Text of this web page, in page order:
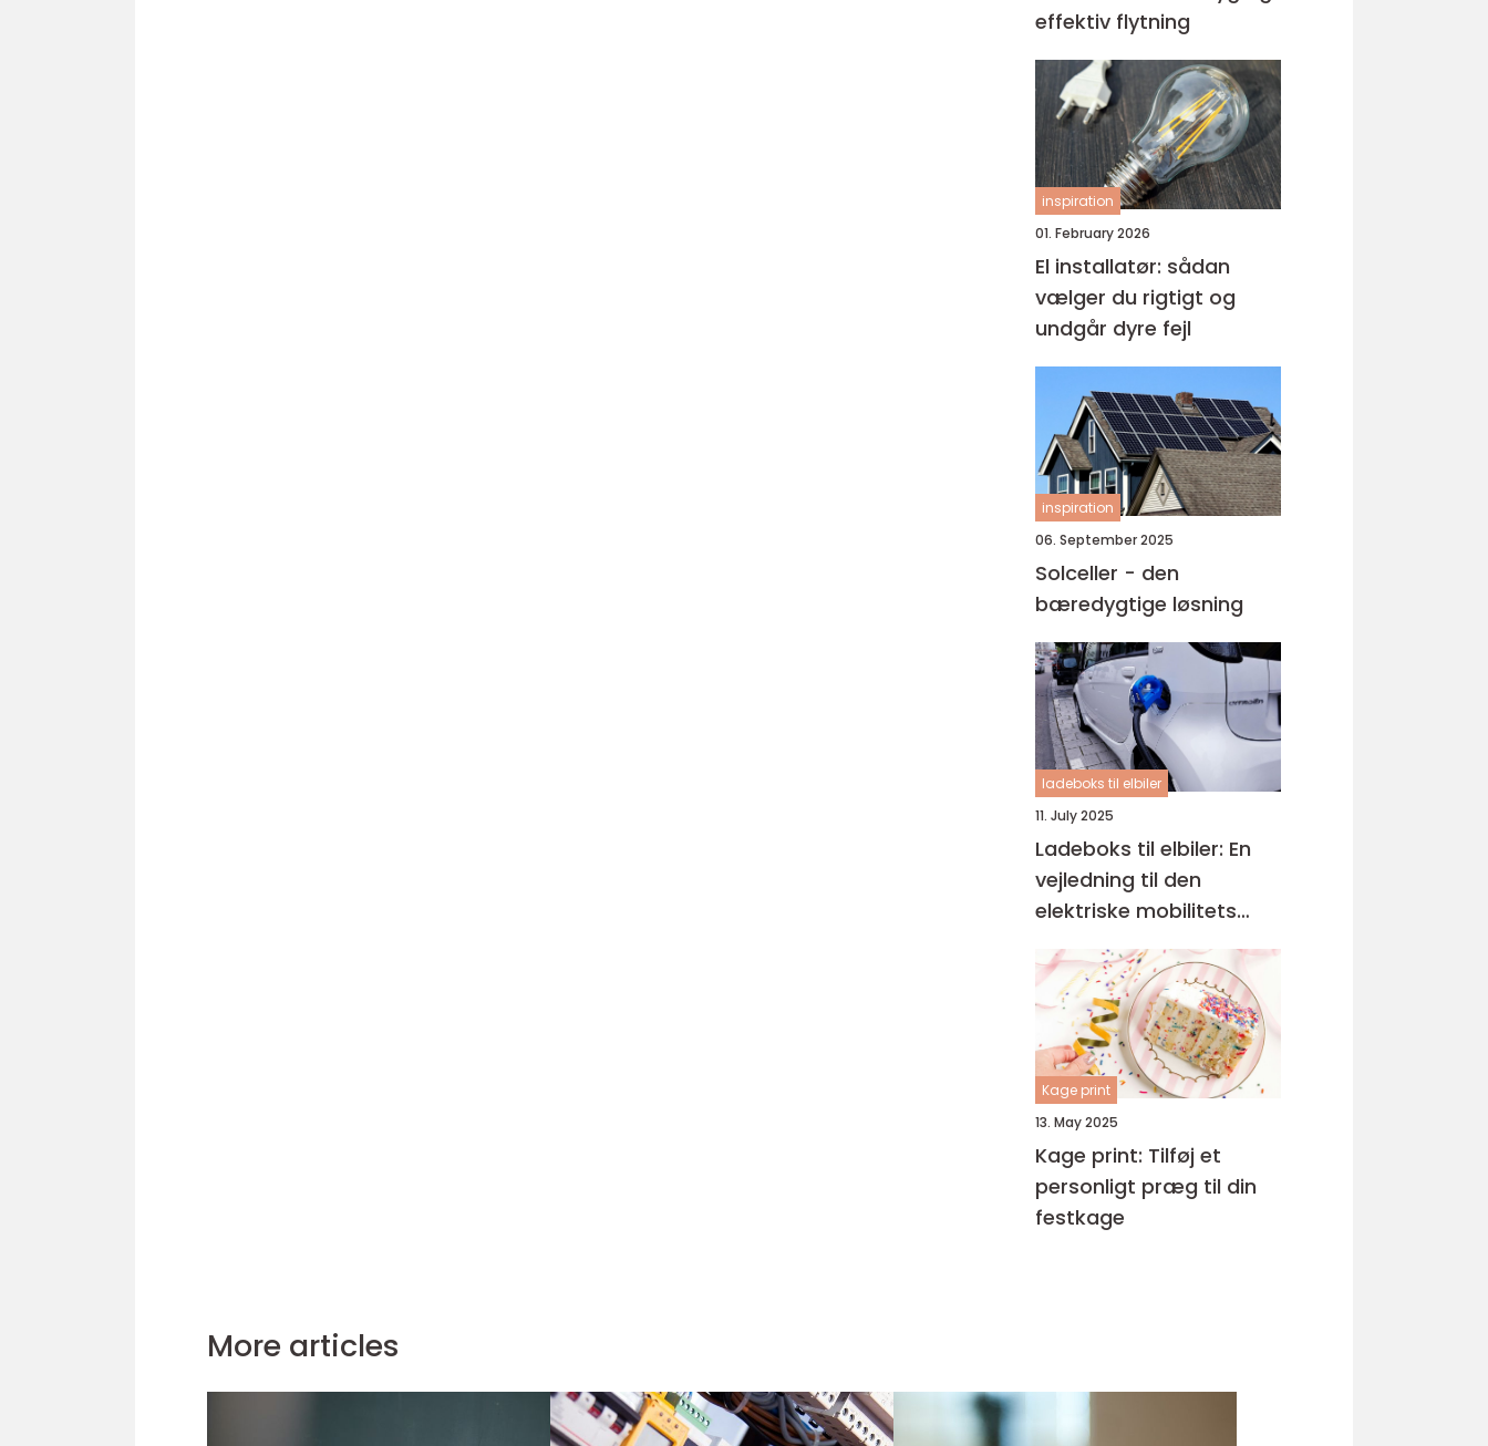
effektiv flytning
inspiration
01. February 2026
El installatør: sådan
vælger du rigtigt og
undgår dyre fejl
inspiration
06. September 2025
Solceller - den
bæredygtige løsning
ladeboks til elbiler
11. July 2025
Ladeboks til elbiler: En
vejledning til den
elektriske mobilitets
fremtid
Kage print
13. May 2025
Kage print: Tilføj et
personligt præg til din
festkage
More articles